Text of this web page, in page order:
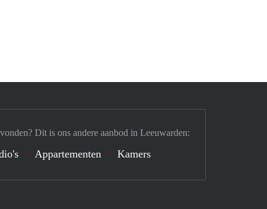
Dit is ons andere aanbod in Leeuwarden:
Appartementen Kamers